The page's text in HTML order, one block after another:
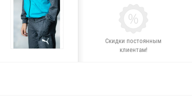
Скидки постоянным
клиентам!